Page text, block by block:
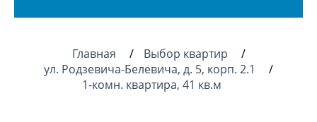
Главная
Выбор квартир
ул. Родзевича-Белевича, д. 5, корп. 2.1
1-комн. квартира, 41 кв.м